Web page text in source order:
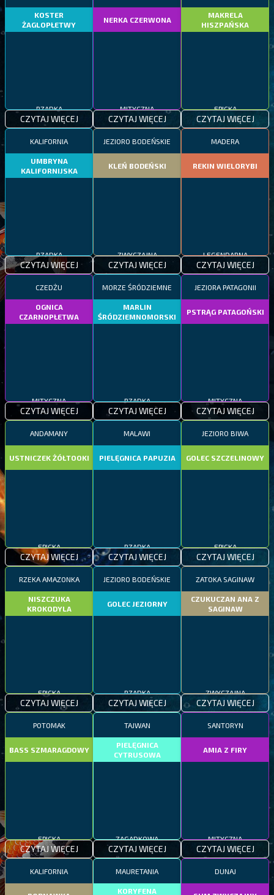
KOSTER
ŻAGLOPŁETWY
RZADKA
CZYTAJ WIĘCEJ
NERKA CZERWONA
MITYCZNA
CZYTAJ WIĘCEJ
MAKRELA
HISZPAŃSKA
EPICKA
CZYTAJ WIĘCEJ
KALIFORNIA
UMBRYNA
KALIFORNIJSKA
RZADKA
CZYTAJ WIĘCEJ
JEZIORO BODEŃSKIE
KLEŃ BODEŃSKI
ZWYCZAJNA
CZYTAJ WIĘCEJ
MADERA
REKIN WIELORYBI
LEGENDARNA
CZYTAJ WIĘCEJ
CZEDŻU
OGNICA
CZARNOPŁETWA
MITYCZNA
CZYTAJ WIĘCEJ
MORZE ŚRÓDZIEMNE
MARLIN
ŚRÓDZIEMNOMORSKI
RZADKA
CZYTAJ WIĘCEJ
JEZIORA PATAGONII
PSTRĄG PATAGOŃSKI
MITYCZNA
CZYTAJ WIĘCEJ
ANDAMANY
USTNICZEK ŻÓŁTOOKI
EPICKA
CZYTAJ WIĘCEJ
MALAWI
PIELĘGNICA PAPUZIA
RZADKA
CZYTAJ WIĘCEJ
JEZIORO BIWA
GOLEC SZCZELINOWY
EPICKA
CZYTAJ WIĘCEJ
RZEKA AMAZONKA
NISZCZUKA
KROKODYLA
EPICKA
CZYTAJ WIĘCEJ
JEZIORO BODEŃSKIE
GOLEC JEZIORNY
RZADKA
CZYTAJ WIĘCEJ
ZATOKA SAGINAW
CZUKUCZAN ANA Z
SAGINAW
ZWYCZAJNA
CZYTAJ WIĘCEJ
POTOMAK
BASS SZMARAGDOWY
EPICKA
CZYTAJ WIĘCEJ
TAJWAN
PIELĘGNICA
CYTRUSOWA
ZAGADKOWA
CZYTAJ WIĘCEJ
SANTORYN
AMIA Z FIRY
MITYCZNA
CZYTAJ WIĘCEJ
KALIFORNIA MAURETANIA
KORYFENA
DUNAJ